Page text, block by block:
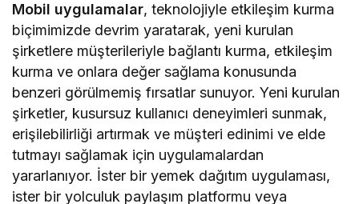
Mobil uygulamalar, teknolojiyle etkileşim kurma
biçimimizde devrim yaratarak, yeni kurulan
şirketlere müşterileriyle bağlantı kurma, etkileşim
kurma ve onlara değer sağlama konusunda
benzeri görülmemiş fırsatlar sunuyor. Yeni kurulan
şirketler, kusursuz kullanıcı deneyimleri sunmak,
erişilebilirliği artırmak ve müşteri edinimi ve elde
tutmayı sağlamak için uygulamalardan
yararlanıyor. İster bir yemek dağıtım uygulaması,
ister bir yolculuk paylaşım platformu veya